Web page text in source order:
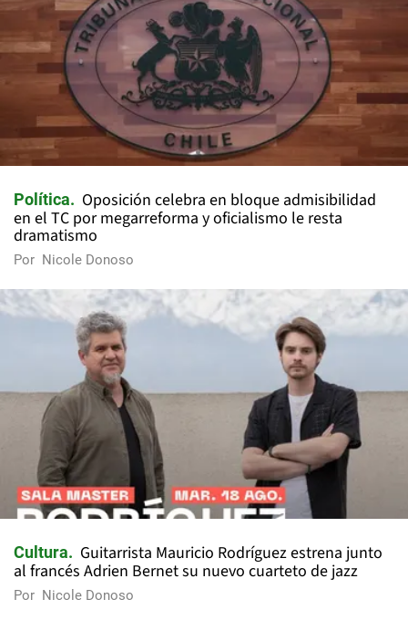
Política
Oposición celebra en bloque admisibilidad
en el TC por megarreforma y oficialismo le resta
dramatismo
Por Nicole Donoso
Cultura
Guitarrista Mauricio Rodríguez estrena junto
al francés Adrien Bernet su nuevo cuarteto de jazz
Por Nicole Donoso